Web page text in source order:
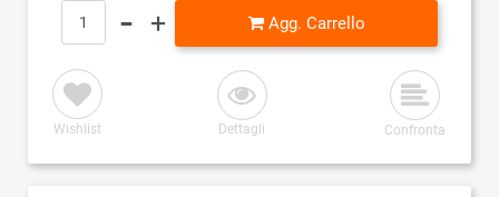
Quantità
Agg. Carrello
Wishlist Dettagli Confronta